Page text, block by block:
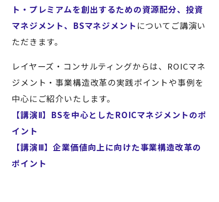
ト・プレミアムを創出するための資源配分、投資
マネジメント、BSマネジメント についてご講演い
ただきます。
レイヤーズ・コンサルティングからは、ROICマネ
ジメント・事業構造改革の実践ポイントや事例を
中心にご紹介いたします。
【講演Ⅱ】BSを中心としたROICマネジメントのポ
イント
【講演Ⅲ】企業価値向上に向けた事業構造改革の
ポイント